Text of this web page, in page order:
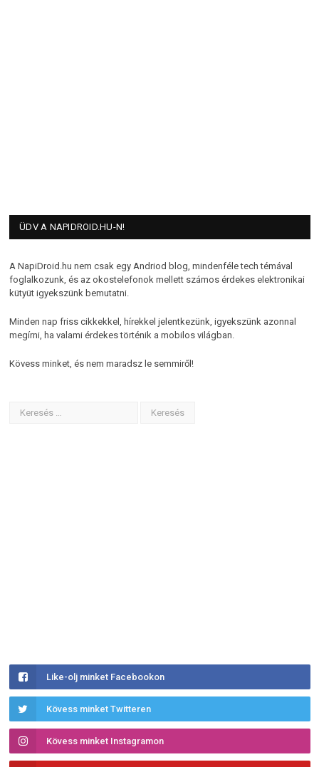
ÜDV A NAPIDROID.HU-N!
A NapiDroid.hu nem csak egy Andriod blog, mindenféle tech témával
foglalkozunk, és az okostelefonok mellett számos érdekes elektronikai
kütyüt igyekszünk bemutatni.
Minden nap friss cikkekkel, hírekkel jelentkezünk, igyekszünk azonnal
megírni, ha valami érdekes történik a mobilos világban.
Kövess minket, és nem maradsz le semmiről!
Like-olj minket Facebookon
Kövess minket Twitteren
Kövess minket Instagramon